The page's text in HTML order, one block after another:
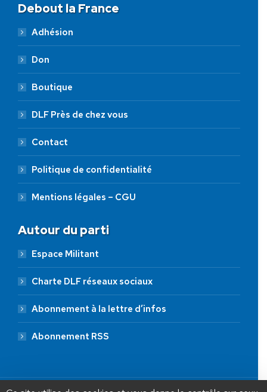
Debout la France
Adhésion
Don
Boutique
DLF Près de chez vous
Contact
Politique de confidentialité
Mentions légales – CGU
Autour du parti
Espace Militant
Charte DLF réseaux sociaux
Abonnement à la lettre d’infos
Abonnement RSS
JE FAIS UN DON À DLF